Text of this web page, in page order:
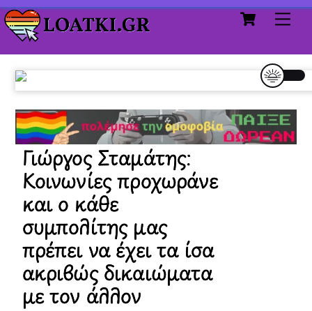
Skip
to
content
Cart
Γιώργος Σταμάτης:
Κοινωνίες προχωράνε
και ο κάθε
συμπολίτης μας
πρέπει να έχει τα ίσα
ακριβώς δικαιώματα
με τον άλλον